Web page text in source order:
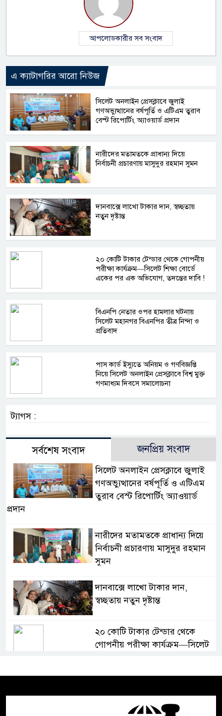
আপলোডকারীর সব সংবাদ
এ ক্যাটাগরির আরো নিউজ
সিলেট অনলাইন প্রেসক্লাবে জুলাই
গণঅভ্যুত্থানের বর্ষপূর্তি ও এটিএম তুরাব
বেস্ট রিপোর্টিং অ্যাওয়ার্ড প্রদান
নারীদের মতামতকে প্রাধান্য দিয়ে
নির্বাচনী প্রচারণায় মাসুদুর রহমান সুমন
দানবাক্সে লাখো টাকার দান, স্বচ্ছতায়
নতুন দৃষ্টান্ত
২০ কোটি টাকার টেন্ডার থেকে গোপনীয়
পরীক্ষা কার্যক্রম—সিলেট শিক্ষা বোর্ডে
একের পর এক অভিযোগ, তদন্তের দাবি !
বিএনপি নেতার ওপর হামলার ঘটনায়
সিলেট মহানগর বিএনপির তীব্র নিন্দা ও
প্রতিবাদ
পাস কার্ড ইস্যুতে অনিয়ম ও গণবিজ্ঞপ্তি
নিয়ে সিলেট অনলাইন প্রেসক্লাবে বিশ্ব মুক্ত
গণমাধ্যম দিবসে সমালোচনা
ট্যাগস :
সর্বশেষ সংবাদ জনপ্রিয় সংবাদ
সিলেট অনলাইন প্রেসক্লাবে জুলাই
গণঅভ্যুত্থানের বর্ষপূর্তি ও এটিএম
তুরাব বেস্ট রিপোর্টিং অ্যাওয়ার্ড
প্রদান
নারীদের মতামতকে প্রাধান্য দিয়ে
নির্বাচনী প্রচারণায় মাসুদুর রহমান
সুমন
দানবাক্সে লাখো টাকার দান,
স্বচ্ছতায় নতুন দৃষ্টান্ত
২০ কোটি টাকার টেন্ডার থেকে
গোপনীয় পরীক্ষা কার্যক্রম—সিলেট
সিলেটে চিকিৎসকের কিশোর ছেলের
ঝুলন্ত মরদেহ উদ্ধার